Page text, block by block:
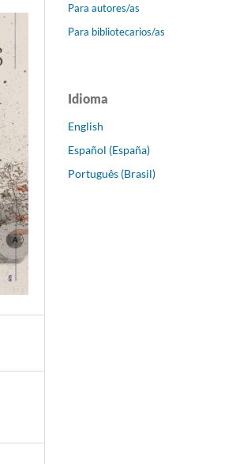
Para autores/as
Para bibliotecarios/as
Idioma
English
Español (España)
Português (Brasil)